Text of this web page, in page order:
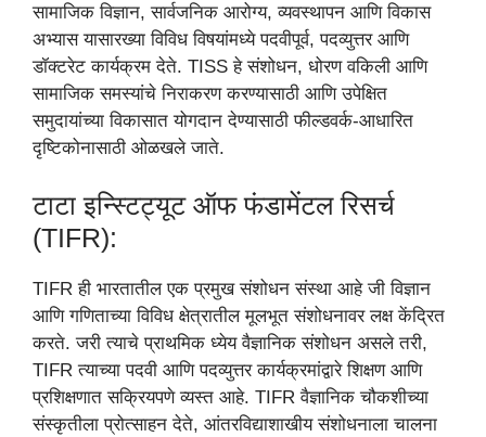
सामाजिक विज्ञान, सार्वजनिक आरोग्य, व्यवस्थापन आणि विकास
अभ्यास यासारख्या विविध विषयांमध्ये पदवीपूर्व, पदव्युत्तर आणि
डॉक्टरेट कार्यक्रम देते. TISS हे संशोधन, धोरण वकिली आणि
सामाजिक समस्यांचे निराकरण करण्यासाठी आणि उपेक्षित
समुदायांच्या विकासात योगदान देण्यासाठी फील्डवर्क-आधारित
दृष्टिकोनासाठी ओळखले जाते.
टाटा इन्स्टिट्यूट ऑफ फंडामेंटल रिसर्च
(TIFR):
TIFR ही भारतातील एक प्रमुख संशोधन संस्था आहे जी विज्ञान
आणि गणिताच्या विविध क्षेत्रातील मूलभूत संशोधनावर लक्ष केंद्रित
करते. जरी त्याचे प्राथमिक ध्येय वैज्ञानिक संशोधन असले तरी,
TIFR त्याच्या पदवी आणि पदव्युत्तर कार्यक्रमांद्वारे शिक्षण आणि
प्रशिक्षणात सक्रियपणे व्यस्त आहे. TIFR वैज्ञानिक चौकशीच्या
संस्कृतीला प्रोत्साहन देते, आंतरविद्याशाखीय संशोधनाला चालना